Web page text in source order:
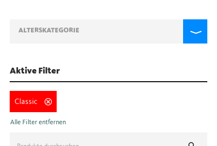
ALTERSKATEGORIE
Aktive Filter
Classic
Suche